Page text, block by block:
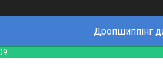
Дропшиппінг